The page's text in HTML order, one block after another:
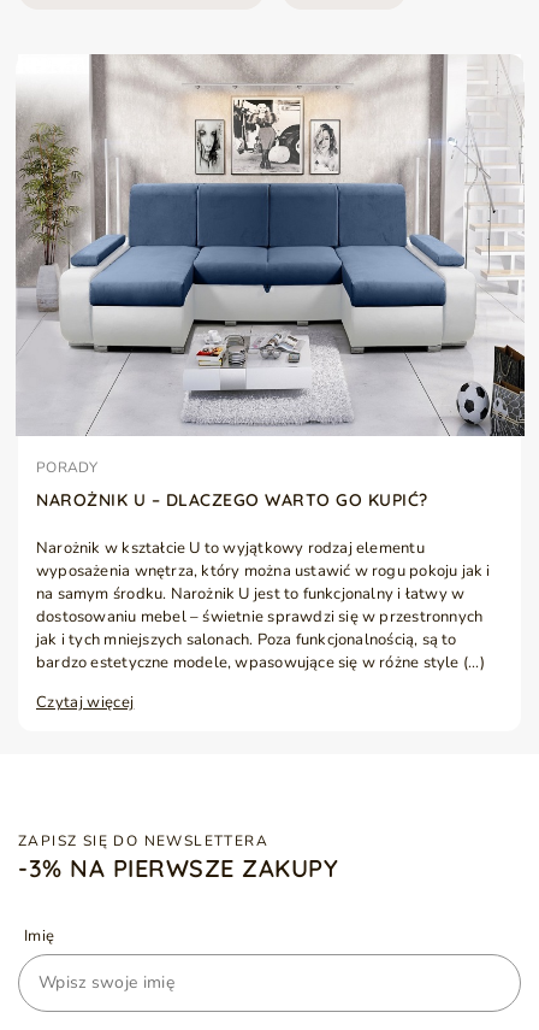
PORADY
NAROŻNIK U – DLACZEGO WARTO GO KUPIĆ?
Narożnik w kształcie U to wyjątkowy rodzaj elementu
wyposażenia wnętrza, który można ustawić w rogu pokoju jak i
na samym środku. Narożnik U jest to funkcjonalny i łatwy w
dostosowaniu mebel – świetnie sprawdzi się w przestronnych
jak i tych mniejszych salonach. Poza funkcjonalnością, są to
bardzo estetyczne modele, wpasowujące się w różne style (...)
Czytaj więcej
ZAPISZ SIĘ DO NEWSLETTERA
-3% NA PIERWSZE ZAKUPY
Imię